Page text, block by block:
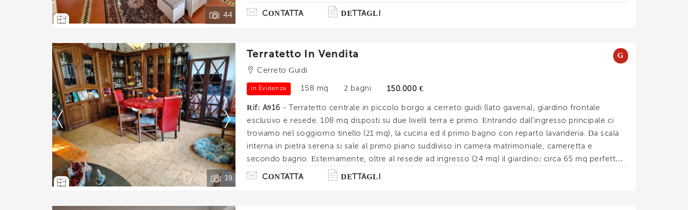
44
in legno. L'intera facciata è intonaca. Sale. . .
CONTATTA DETTAGLI
19
Ti interessa?
Contatta
--------------------
Vedi tutti i dettagli
Terratetto In Vendita
G
Cerreto Guidi
In Evidenza 158 mq 2 bagni 150.000 €
Rif: A916 - Terratetto centrale in piccolo borgo a cerreto guidi (lato gavena), giardino frontale
esclusivo e resede. 108 mq disposti su due livelli terra e primo. Entrando dall'ingresso principale ci
troviamo nel soggiorno tinello (21 mq), la cucina ed il primo bagno con reparto lavanderia. Da scala
interna in pietra serena si sale al primo piano suddiviso in camera matrimoniale, cameretta e
secondo bagno. Esternamente, oltre al resede ad ingresso (24 mq) il giardino: circa 65 mq perfetto
per cene e pranzi all'aperto. Riscaldamento, acqua calda e cucin. . .
CONTATTA DETTAGLI
Voglio ricevere immobili simili da Immobiliare Chiara Brogi.